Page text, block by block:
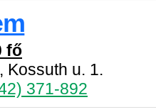
fő
, Kossuth u. 1.
371-892